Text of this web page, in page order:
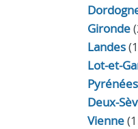
Gironde
Landes
Lot-et-
Deux-
Vienne